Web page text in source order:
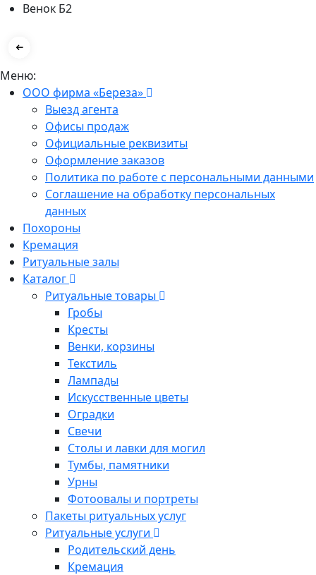
Меню:
ООО фирма «Береза»
Выезд агента
Офисы продаж
Официальные реквизиты
Оформление заказов
Политика по работе с персональными данными
Соглашение на обработку персональных
данных
Похороны
Кремация
Ритуальные залы
Каталог
Ритуальные товары
Гробы
Кресты
Венки, корзины
Текстиль
Лампады
Искусственные цветы
Оградки
Свечи
Столы и лавки для могил
Тумбы, памятники
Урны
Фотоовалы и портреты
Пакеты ритуальных услуг
Ритуальные услуги
Родительский день
Кремация
Венок Б2